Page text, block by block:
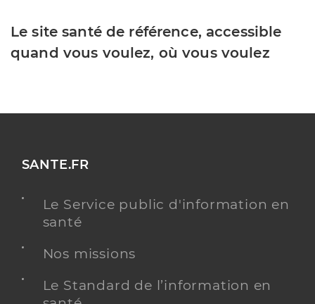
Le site santé de référence, accessible
quand vous voulez, où vous voulez
SANTE.FR
Le Service public d'information en
santé
Nos missions
Le Standard de l’information en